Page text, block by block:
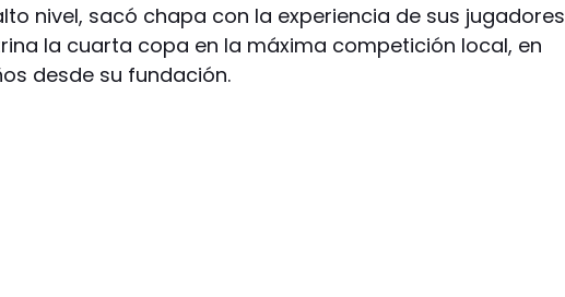
nivel, sacó chapa con la experiencia de sus jugadores
la cuarta copa en la máxima competición local, en
desde su fundación.